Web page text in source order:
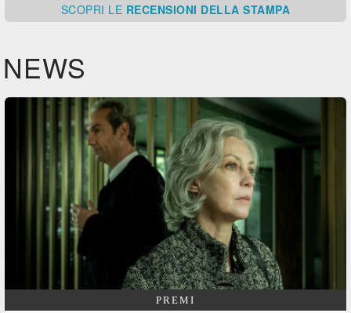
SCOPRI LE RECENSIONI DELLA STAMPA
NEWS
PREMI